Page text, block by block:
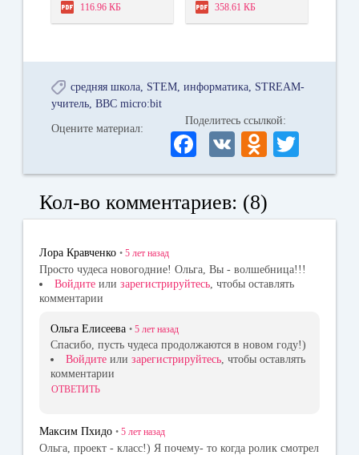
116.96 КБ 358.61 КБ
средняя школа STEM информатика STREAM-
учитель BBC micro:bit
Оцените материал:
Поделитесь ссылкой:
Fa
ce
bo
ok
V
K
O
dn
la
ni
ki
wi
r
Кол-во комментариев: (8)
Лора Кравченко • 5 лет назад
Просто чудеса новогодние! Ольга, Вы - волшебница!!!
Войдите или зарегистрируйтесь , чтобы оставлять
комментарии
Ольга Елисеева • 5 лет назад
Спасибо, пусть чудеса продолжаются в новом году!)
Войдите или зарегистрируйтесь, чтобы оставлять
комментарии
ОТВЕТИТЬ
Максим Пхидо • 5 лет назад
Ольга, проект - класс!) Я почему- то когда ролик смотрел